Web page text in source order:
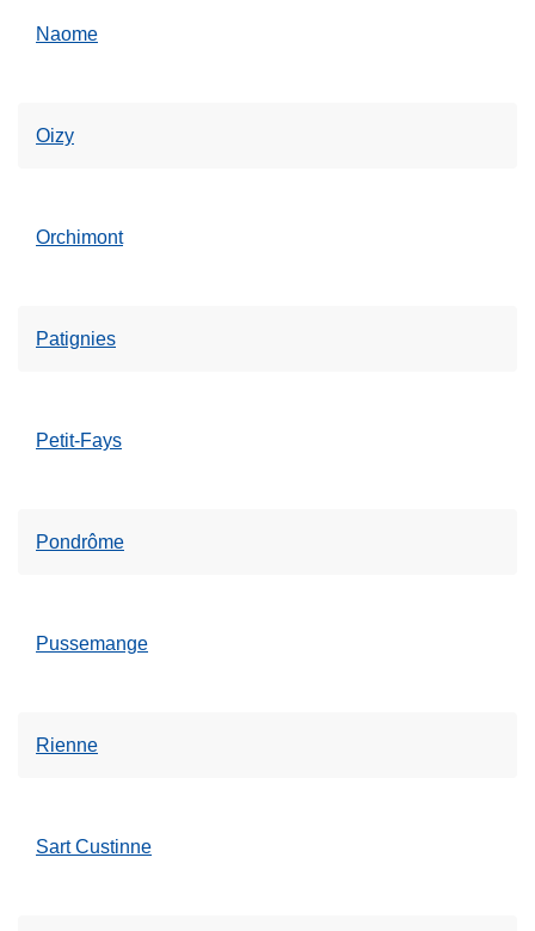
Naome
Oizy
Orchimont
Patignies
Petit-Fays
Pondrôme
Pussemange
Rienne
Sart Custinne